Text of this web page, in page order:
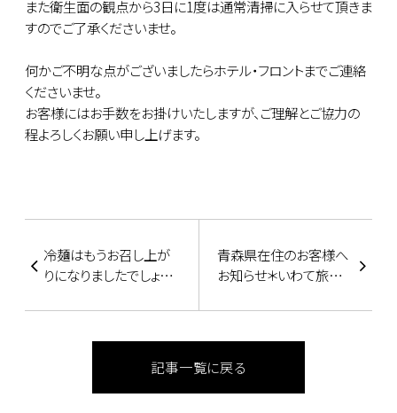
また衛生面の観点から3日に1度は通常清掃に入らせて頂きま
すのでご了承くださいませ。
何かご不明な点がございましたらホテル・フロントまでご連絡
くださいませ。
お客様にはお手数をお掛けいたしますが、ご理解とご協力の
程よろしくお願い申し上げます。
冷麺はもうお召し上が
りになりましたでしょう
青森県在住のお客様へ
お知らせ＊いわて旅応
宿応援割一時適用外で
記事一覧に戻る